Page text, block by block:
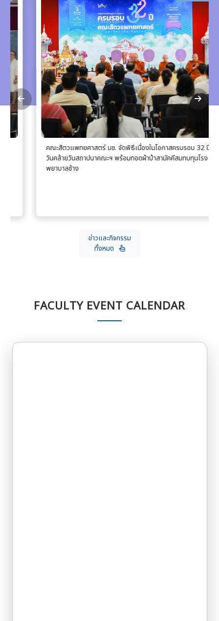
คณะสัตวแพทยศาสตร์ มช. จัดพิธีเนื่องในโอกาสครบรอบ 32 ปี
วันคล้ายวันสถาปนาคณะฯ พร้อมทอดผ้าป่าสามัคคีสมทบทุนโรง
พยาบาลช้าง
ข่าวและกิจกรรม
ทั้งหมด
FACULTY EVENT CALENDAR